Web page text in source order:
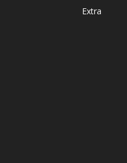
Extra